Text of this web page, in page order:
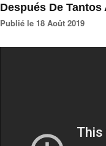
Después De
Publié le 18 Août 2019